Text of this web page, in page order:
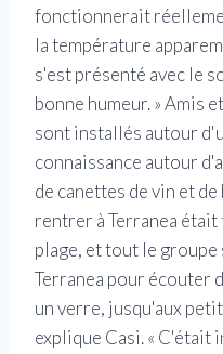
fonctionnerait
la température
s'est présenté avec le
bonne humeur. » Amis
sont installés autour
connaissance autour
de canettes de vin et
rentrer à Terranea était
plage, et tout le groupe
Terranea pour écouter
un verre, jusqu'aux
explique Casi. «